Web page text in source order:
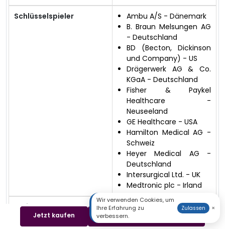
Schlüsselspieler
Ambu A/S - Dänemark
B. Braun Melsungen AG
- Deutschland
BD (Becton, Dickinson
und Company) - US
Drägerwerk AG & Co.
KGaA - Deutschland
Fisher & Paykel
Healthcare -
Neuseeland
GE Healthcare - USA
Hamilton Medical AG -
Schweiz
Heyer Medical AG -
Deutschland
Intersurgical Ltd. - UK
Medtronic plc - Irland
Bericht Deckung
Umsatzprognose
Wettbewerbslandschaf
Jetzt kaufen Beispiel herunterladen
Wir verwenden Cookies, um
Ihre Erfahrung zu
verbessern.
Zulassen ×